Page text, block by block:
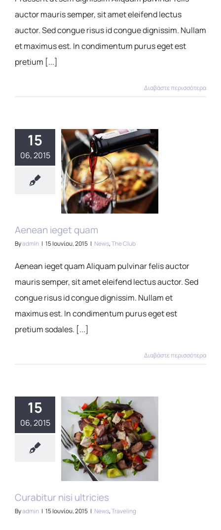
auctor mauris semper, sit amet eleifend lectus
auctor. Sed congue risus id congue dignissim. Nullam
et maximus est. In condimentum purus eget est
pretium [...]
Διαβάστε περισσότερα
15
06, 2015
Aenean ieget quam
Byadmin | 15 Ιουνίου, 2015 | News,The Club
Aenean ieget quam Aliquam pulvinar felis auctor
mauris semper, sit amet eleifend lectus auctor. Sed
congue risus id congue dignissim. Nullam et
maximus est. In condimentum purus eget est
pretium sodales. [...]
Διαβάστε περισσότερα
15
06, 2015
Curabitur nisi ultricies
Byadmin | 15 Ιουνίου, 2015 | News,Traveling